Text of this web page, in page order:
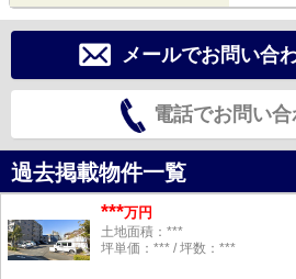
メールでお問い合
電話でお問い
過去掲載物件一覧
***万円
土地面積：***
坪単価：*** / 坪数：***